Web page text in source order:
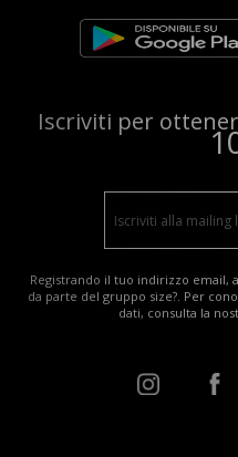
Iscriviti per
Registrando il tuo indirizzo
da parte del gruppo size?. Per
dati, consulta la